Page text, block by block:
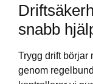
snabb
Trygg drift börjar
genom